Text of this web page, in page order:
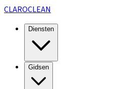
CLAROCLEAN
Diensten
Gidsen